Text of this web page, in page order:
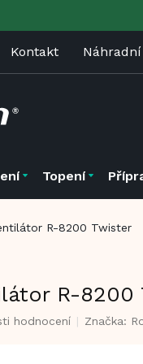
Kontakt
Topení
R-8200 Twister
R-8200
hodnocení Značka: